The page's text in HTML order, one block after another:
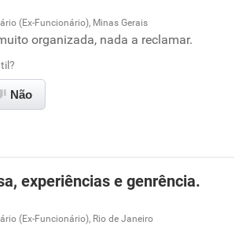
diretoria
promoção
empresa
(Ex-Funcionário), Minas Gerais
organizada, nada a reclamar.
Não
experiências e genrência.
(Ex-Funcionário), Rio de Janeiro